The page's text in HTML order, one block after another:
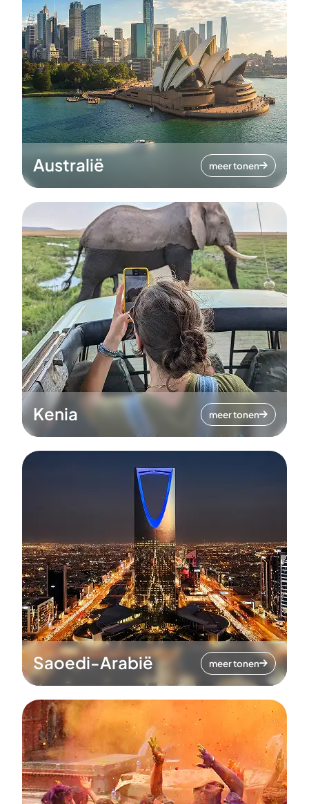
Australië meer tonen
Kenia meer tonen
Saoedi-Arabië meer tonen